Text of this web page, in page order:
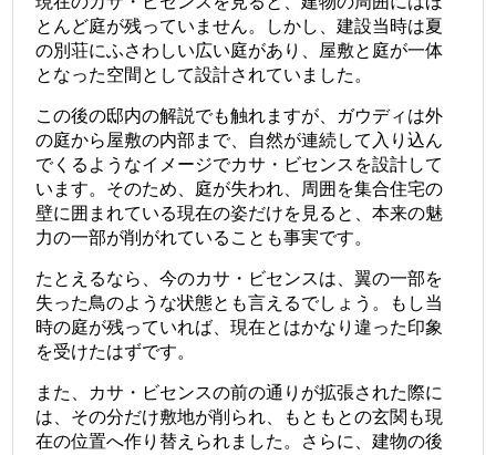
とんど庭が残っていません。しかし、建設当時は夏
の別荘にふさわしい広い庭があり、屋敷と庭が一体
となった空間として設計されていました。
この後の邸内の解説でも触れますが、ガウディは外
の庭から屋敷の内部まで、自然が連続して入り込ん
でくるようなイメージでカサ・ビセンスを設計して
います。そのため、庭が失われ、周囲を集合住宅の
壁に囲まれている現在の姿だけを見ると、本来の魅
力の一部が削がれていることも事実です。
たとえるなら、今のカサ・ビセンスは、翼の一部を
失った鳥のような状態とも言えるでしょう。もし当
時の庭が残っていれば、現在とはかなり違った印象
を受けたはずです。
また、カサ・ビセンスの前の通りが拡張された際に
は、その分だけ敷地が削られ、もともとの玄関も現
在の位置へ作り替えられました。さらに、建物の後